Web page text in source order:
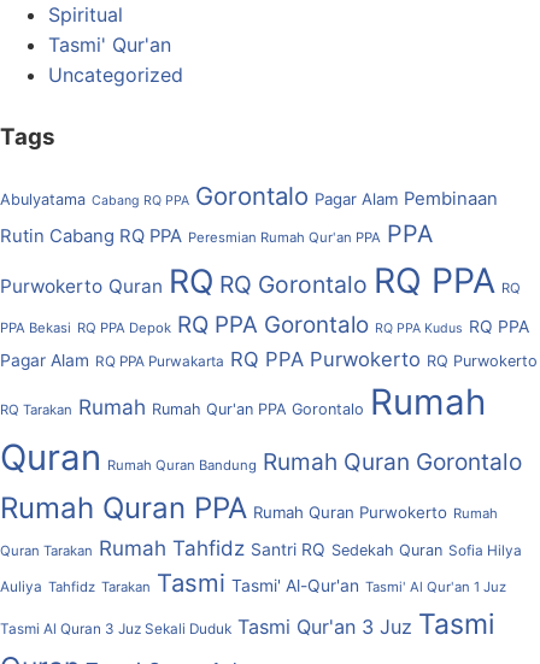
Spiritual
Tasmi' Qur'an
Uncategorized
Tags
Abulyatama Cabang RQ PPA Gorontalo Pagar Alam Pembinaan
Rutin Cabang RQ PPA Peresmian Rumah Qur'an PPA PPA
Purwokerto Quran RQ RQ Gorontalo RQ PPA RQ
PPA Bekasi RQ PPA Depok RQ PPA Gorontalo RQ PPA Kudus RQ PPA
Pagar Alam RQ PPA Purwakarta RQ PPA Purwokerto RQ Purwokerto
RQ Tarakan Rumah Rumah Qur'an PPA Gorontalo Rumah
Quran Rumah Quran Bandung Rumah Quran Gorontalo
Rumah Quran PPA Rumah Quran Purwokerto Rumah
Quran Tarakan Rumah Tahfidz Santri RQ Sedekah Quran Sofia Hilya
Auliya Tahfidz Tarakan Tasmi Tasmi' Al-Qur'an Tasmi' Al Qur'an 1 Juz
Tasmi Al Quran 3 Juz Sekali Duduk Tasmi Qur'an 3 Juz Tasmi